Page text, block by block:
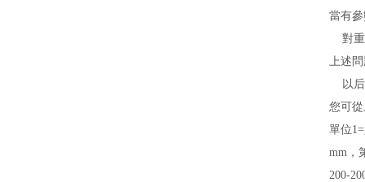
當有
對重
上述
以后
您可
單位
mm，
200-